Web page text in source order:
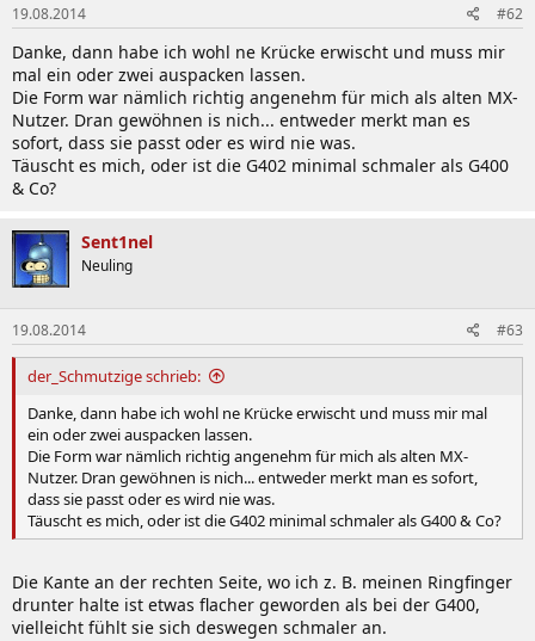
19.08.2014 #62
Danke, dann habe ich wohl ne Krücke erwischt und muss mir
mal ein oder zwei auspacken lassen.
Die Form war nämlich richtig angenehm für mich als alten MX-
Nutzer. Dran gewöhnen is nich... entweder merkt man es
sofort, dass sie passt oder es wird nie was.
Täuscht es mich, oder ist die G402 minimal schmaler als G400
& Co?
Sent1nel
Neuling
19.08.2014 #63
der_Schmutzige schrieb:
Danke, dann habe ich wohl ne Krücke erwischt und muss mir mal
ein oder zwei auspacken lassen.
Die Form war nämlich richtig angenehm für mich als alten MX-
Nutzer. Dran gewöhnen is nich... entweder merkt man es sofort,
dass sie passt oder es wird nie was.
Täuscht es mich, oder ist die G402 minimal schmaler als G400 & Co?
Die Kante an der rechten Seite, wo ich z. B. meinen Ringfinger
drunter halte ist etwas flacher geworden als bei der G400,
vielleicht fühlt sie sich deswegen schmaler an.